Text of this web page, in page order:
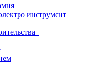
инструмент